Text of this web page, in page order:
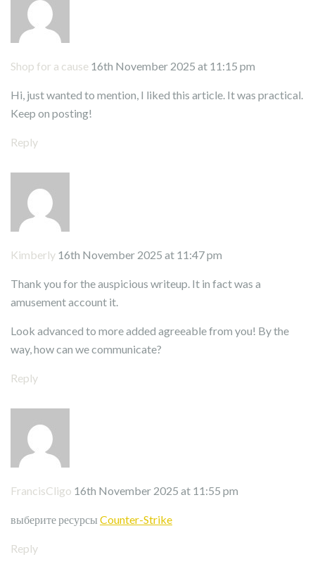
Shop for a cause 16th November 2025 at 11:15 pm
Hi, just wanted to mention, I liked this article. It was practical.
Keep on posting!
Reply
Kimberly 16th November 2025 at 11:47 pm
Thank you for the auspicious writeup. It in fact was a
amusement account it.
Look advanced to more added agreeable from you! By the
way, how can we communicate?
Reply
FrancisCligo 16th November 2025 at 11:55 pm
выберите ресурсы Counter-Strike
Reply